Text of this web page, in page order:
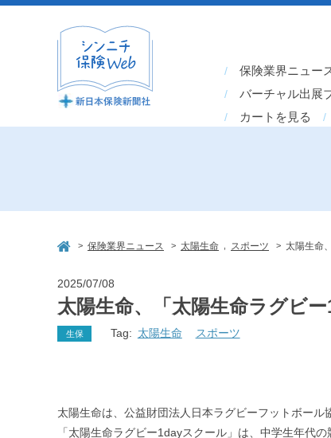
保険業界ニュー
バーチャル出展
カートを見る
> 保険業界ニュース > 太陽生命 スポーツ > 太陽生命
2025/07/08
太陽生命、「太陽生命ラグビ
生保 Tag: 太陽生命 スポーツ
太陽生命は、公益財団法人日本ラグビーフットボー
「太陽生命ラグビー1dayスクール」は、中学生年代